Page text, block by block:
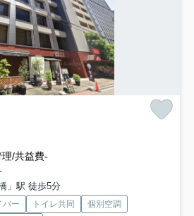
理/共益費-
」駅 徒歩5分
バー トイレ共同
個別空調